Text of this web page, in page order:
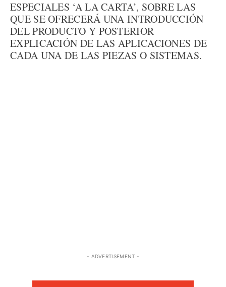
ESPECIALES ‘A LA CARTA’, SOBRE LAS
QUE SE OFRECERÁ UNA INTRODUCCIÓN
DEL PRODUCTO Y POSTERIOR
EXPLICACIÓN DE LAS APLICACIONES DE
CADA UNA DE LAS PIEZAS O SISTEMAS.
- ADVERTISEMENT -